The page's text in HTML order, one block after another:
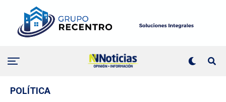
POLÍTICA